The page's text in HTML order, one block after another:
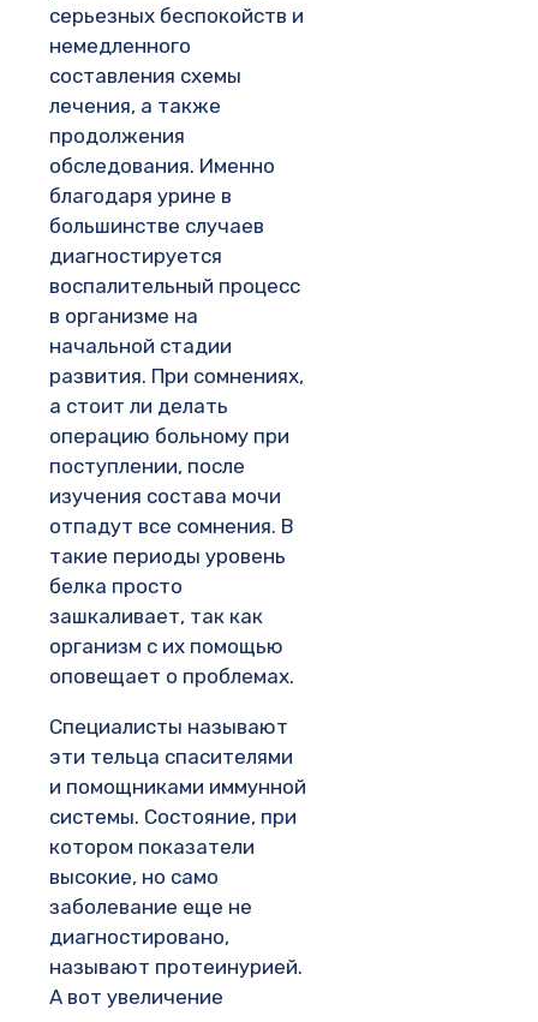
серьезных беспокойств и
немедленного
составления схемы
лечения, а также
продолжения
обследования. Именно
благодаря урине в
большинстве случаев
диагностируется
воспалительный процесс
в организме на
начальной стадии
развития. При сомнениях,
а стоит ли делать
операцию больному при
поступлении, после
изучения состава мочи
отпадут все сомнения. В
такие периоды уровень
белка просто
зашкаливает, так как
организм с их помощью
оповещает о проблемах.
Специалисты называют
эти тельца спасителями
и помощниками иммунной
системы. Состояние, при
котором показатели
высокие, но само
заболевание еще не
диагностировано,
называют протеинурией.
А вот увеличение